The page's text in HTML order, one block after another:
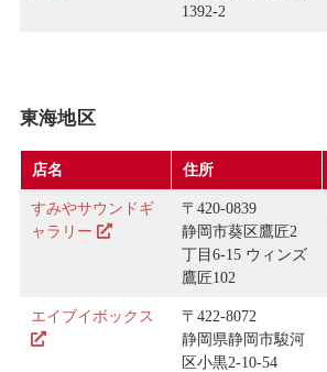
1392-2
東海地区
店名 住所
すみやサウンドギ
ャラリー
〒420-0839
静岡市葵区鷹匠2
丁目6-15 ウィンズ
鷹匠102
エイブイボックス
〒422-8072
静岡県静岡市駿河
区小黒2-10-54